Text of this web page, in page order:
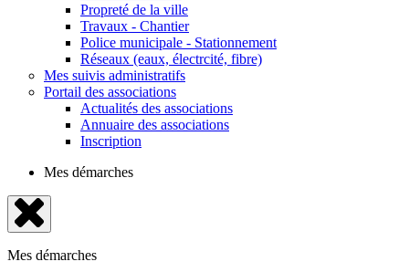
Propreté de la ville
Travaux - Chantier
Police municipale - Stationnement
Réseaux (eaux, électrcité, fibre)
Mes suivis administratifs
Portail des associations
Actualités des associations
Annuaire des associations
Inscription
Mes démarches
Fermer
le
menu
Mes démarches